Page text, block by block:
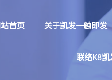
首页 关于凯发一触即发
联络k8凯